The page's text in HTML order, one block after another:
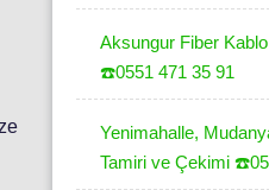
Aksungur Fiber
☎️0551 471 35 91
Yenimahalle,
Tamiri ve Çekimi